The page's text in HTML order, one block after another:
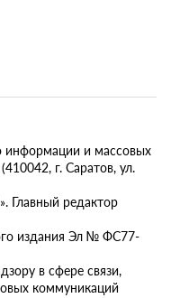
информации и массовых
г. Саратов, ул.
Главный редактор
издания Эл № ФС77-
в сфере связи,
коммуникаций